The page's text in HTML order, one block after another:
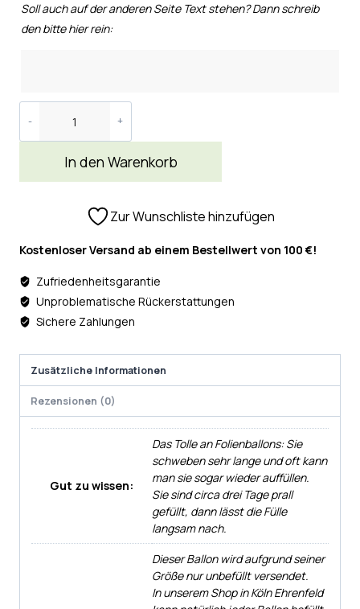
Soll auch auf der anderen Seite Text stehen? Dann schreib
den bitte hier rein:
In den Warenkorb
Zur Wunschliste hinzufügen
Kostenloser Versand ab einem Bestellwert von 100 €!
Zufriedenheitsgarantie
Unproblematische Rückerstattungen
Sichere Zahlungen
Zusätzliche Informationen
Rezensionen (0)
Gut zu wissen:
Das Tolle an Folienballons: Sie
schweben sehr lange und oft kann
man sie sogar wieder auffüllen.
Sie sind circa drei Tage prall
gefüllt, dann lässt die Fülle
langsam nach.
Dieser Ballon wird aufgrund seiner
Größe nur unbefüllt versendet.
In unserem Shop in Köln Ehrenfeld